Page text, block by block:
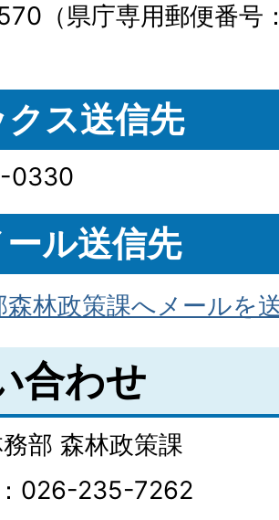
（県庁専用郵便番号
クス送信先
0330
ル送信先
森林政策課へメールを
合わせ
部 森林政策課
026-235-7262